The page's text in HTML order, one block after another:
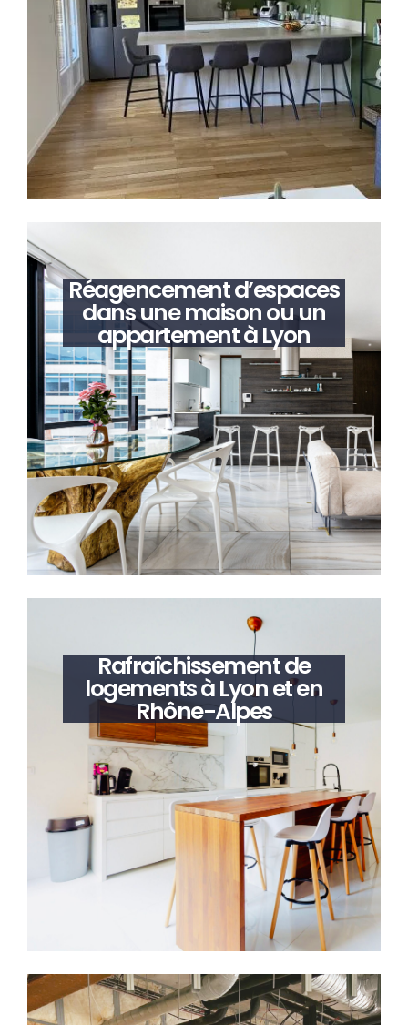
Réagencement d’espaces
dans une maison ou un
appartement à Lyon
Rafraîchissement de
logements à Lyon et en
Rhône-Alpes